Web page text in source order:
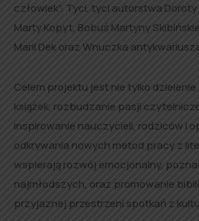
człowiek”: Tyci, tyci autorstwa Doroty
Marty Kopyt, Bobuś Martyny
Marii Dek oraz Wnuczka
Celem projektu jest nie tylko dzielenie
książek, rozbudzanie pasji
inspirowanie nauczycieli, rodziców i
odkrywania nowych metod pracy z
wspierają rozwój emocjonalny,
najmłodszych, oraz promowanie
przyjaznej przestrzeni spotkań z